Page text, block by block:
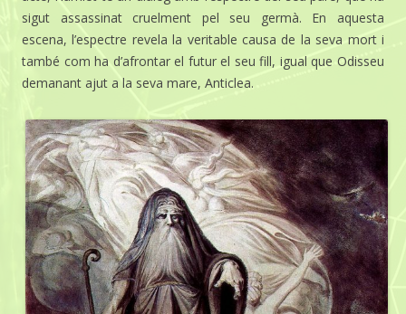
sigut assassinat cruelment pel seu germà. En aquesta
escena, l’espectre revela la veritable causa de la seva mort i
també com ha d’afrontar el futur el seu fill, igual que Odisseu
demanant ajut a la seva mare, Anticlea.